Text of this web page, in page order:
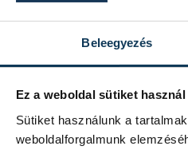
Beleegyezés
Ez a weboldal sütiket használ
Sütiket használunk a
weboldalforgalmunk